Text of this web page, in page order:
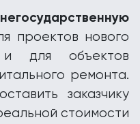
негосударственную
проектов нового
и для объектов
ремонта.
заказчику
стоимости